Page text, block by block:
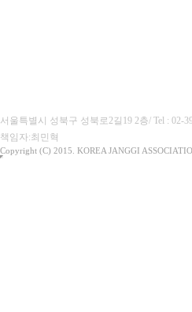
서울특별시 성북구 성북로2길19 2층/ Tel : 02-
책임자:최민혁
Copyright (C) 2015. KOREA JANGGI